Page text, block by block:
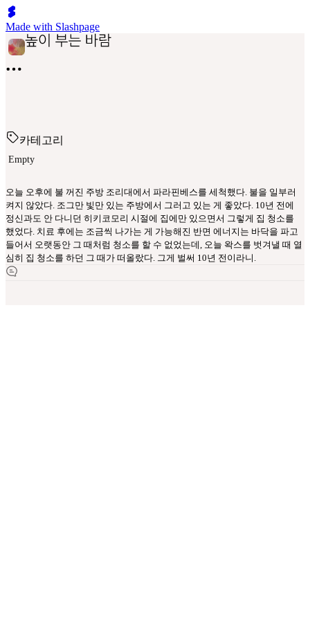
Made with Slashpage
카테고리
Empty
오늘 오후에 불 꺼진 주방 조리대에서 파라핀베스를 세척했다. 불을 일부러
켜지 않았다. 조그만 빛만 있는 주방에서 그러고 있는 게 좋았다. 10년 전에
정신과도 안 다니던 히키코모리 시절에 집에만 있으면서 그렇게 집 청소를
했었다. 치료 후에는 조금씩 나가는 게 가능해진 반면 에너지는 바닥을 파고
들어서 오랫동안 그 때처럼 청소를 할 수 없었는데, 오늘 왁스를 벗겨낼 때 열
심히 집 청소를 하던 그 때가 떠올랐다. 그게 벌써 10년 전이라니.